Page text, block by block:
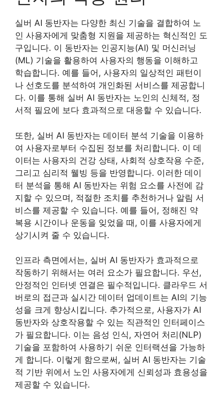
실버 AI 동반자는 다양한 최신 기술을 결합하여 노
인 사용자에게 맞춤형 지원을 제공하는 혁신적인 도
구입니다. 이 동반자는 인공지능(AI) 및 머신러닝
(ML) 기술을 활용하여 사용자의 행동을 이해하고
학습합니다. 예를 들어, 사용자의 일상적인 패턴이
나 선호도를 분석하여 개인화된 서비스를 제공합니
다. 이를 통해 실버 AI 동반자는 노인의 신체적, 정
서적 필요에 보다 효과적으로 대응할 수 있습니다.
또한, 실버 AI 동반자는 데이터 분석 기술을 이용하
여 사용자로부터 수집된 정보를 처리합니다. 이 데
이터는 사용자의 건강 상태, 사회적 상호작용 수준,
그리고 심리적 웰빙 등을 반영합니다. 이러한 데이
터 분석을 통해 AI 동반자는 위험 요소를 사전에 감
지할 수 있으며, 적절한 조치를 추천하거나 알림 서
비스를 제공할 수 있습니다. 예를 들어, 정해진 약
복용 시간이나 운동을 잊었을 때, 이를 사용자에게
상기시켜 줄 수 있습니다.
인프라 측면에서는, 실버 AI 동반자가 효과적으로
작동하기 위해서는 여러 요소가 필요합니다. 우선,
안정적인 인터넷 연결은 필수적입니다. 클라우드 서
버로의 접근과 실시간 데이터 업데이트는 AI의 기능
성을 크게 향상시킵니다. 추가적으로, 사용자가 AI
동반자와 상호작용할 수 있는 직관적인 인터페이스
가 필요합니다. 이는 음성 인식, 자연어 처리(NLP)
기술을 포함하여 사용하기 쉬운 인터랙션을 가능하
게 합니다. 이렇게 함으로써, 실버 AI 동반자는 기술
적 기반 위에서 노인 사용자에게 신뢰성과 효용성을
제공할 수 있습니다.